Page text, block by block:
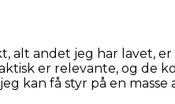
andet jeg har lavet,
er relevante, og de
kan få styr på en